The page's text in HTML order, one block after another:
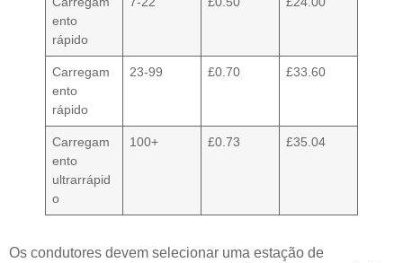
ento
rápido
Carregam
ento
rápido
23-99 £0.70 £33.60
Carregam
ento
ultrarrápid
o
100+ £0.73 £35.04
Os condutores devem selecionar uma estação de